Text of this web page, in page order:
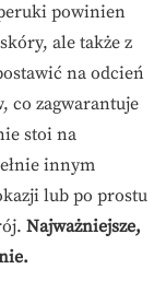
powinien
ale także z
na odcień
co zagwarantuje
stoi na
innym
lub po prostu
Najważniejsze,